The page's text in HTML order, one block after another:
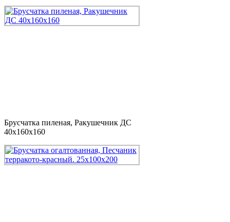
Брусчатка пиленая, Ракушечник ДС
40x160x160